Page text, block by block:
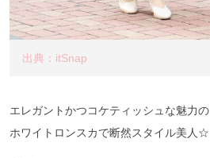
出典：itSnap
エレガントかつコケティッシュな魅力の
ホワイトロンスカで断然スタイル美人☆